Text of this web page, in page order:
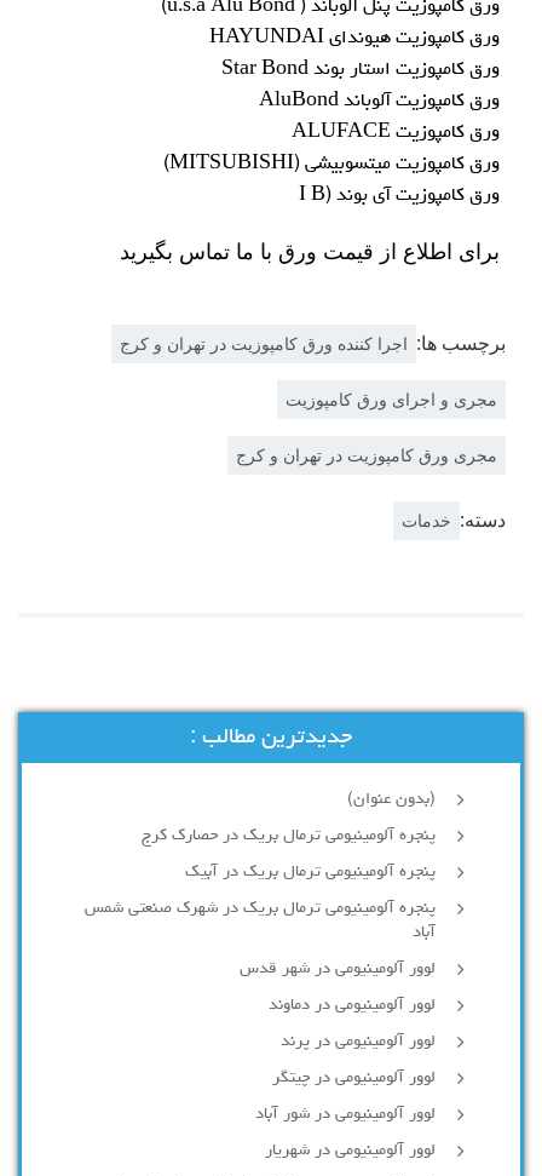
ورق کامپوزيت پنل آلوباند ( u.s.a Alu Bond)
ورق کامپوزيت هيونداي HAYUNDAI
ورق کامپوزيت استار بوند Star Bond
ورق کامپوزيت آلوباند AluBond
ورق کامپوزيت ALUFACE
ورق کامپوزيت ميتسوبيشي (MITSUBISHI)
ورق کامپوزيت آي بوند (I B
برای اطلاع از قیمت ورق با ما تماس بگیرید
برچسب ها: اجرا کننده ورق کامپوزیت در تهران و کرج
مجری و اجرای ورق کامپوزیت
مجری ورق کامپوزیت در تهران و کرج
دسته: خدمات
جدیدترین مطالب :
(بدون عنوان)
پنجره آلومینیومی ترمال بریک در حصارک کرج
پنجره آلومینیومی ترمال بریک در آبیک
پنجره آلومینیومی ترمال بریک در شهرک صنعتی شمس
آباد
لوور آلومینیومی در شهر قدس
لوور آلومینیومی در دماوند
لوور آلومینیومی در پرند
لوور آلومینیومی در چیتگر
لوور آلومینیومی در شور آباد
لوور آلومينيومي در شهريار